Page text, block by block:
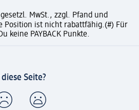
MwSt., zzgl. Pfand und
Position ist nicht rabattfähig.(#) Für
keine PAYBACK Punkte.
Seite?